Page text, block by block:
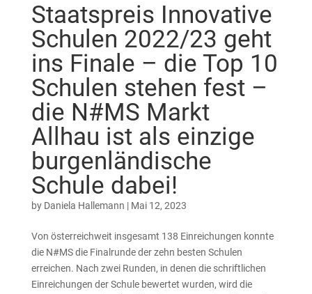
Staatspreis Innovative
Schulen 2022/23 geht
ins Finale – die Top 10
Schulen stehen fest –
die N#MS Markt
Allhau ist als einzige
burgenländische
Schule dabei!
by Daniela Hallemann | Mai 12, 2023
Von österreichweit insgesamt 138 Einreichungen konnte
die N#MS die Finalrunde der zehn besten Schulen
erreichen. Nach zwei Runden, in denen die schriftlichen
Einreichungen der Schule bewertet wurden, wird die